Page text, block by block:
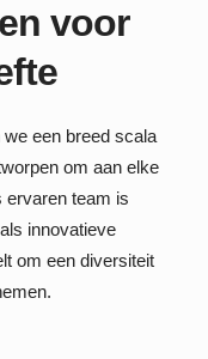
voor
een breed scala
om aan elke
ervaren team is
innovatieve
om een diversiteit